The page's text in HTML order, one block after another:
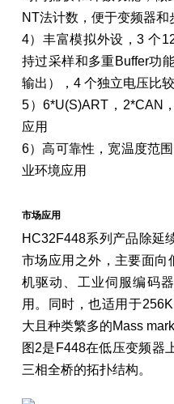
NT法计数，便于变频器和
4）丰富模拟外设，3 个
持过采样和多重Buffer功
输出），4 个独立电压比较
5）6*U(S)ART，2*CAN
应用
6）高可靠性，宽温度范
业环境应用
市场应用
HC32F448系列产品除延
市场应用之外，主要面向
机驱动、工业伺服编码
用。同时，也适用于
大且种类繁多的Mass
图2是F448在低压变频器
三相全桥的拓扑结构。